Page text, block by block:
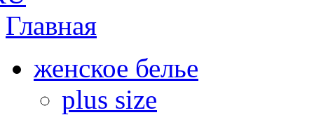
Главная
женское белье
plus size